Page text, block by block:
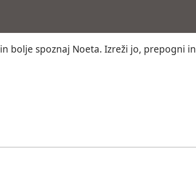
in bolje spoznaj Noeta. Izreži jo, prepogni in